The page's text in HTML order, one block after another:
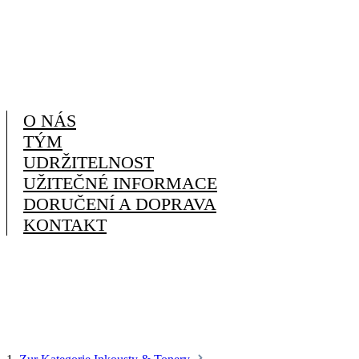
O NÁS
TÝM
UDRŽITELNOST
UŽITEČNÉ INFORMACE
DORUČENÍ A DOPRAVA
KONTAKT